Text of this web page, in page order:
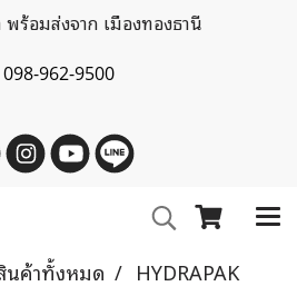
ร้อมส่งจาก เมืองทองธานี
098-962-9500
ค้าทั้งหมด HYDRAPAK